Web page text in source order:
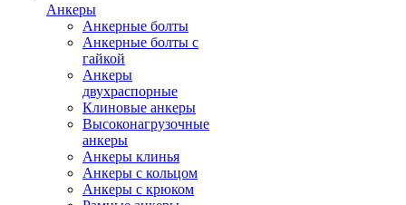
Анкеры
Анкерные болты
Анкерные болты с
гайкой
Анкеры
двухраспорные
Клиновые анкеры
Высоконагрузочные
анкеры
Анкеры клинья
Анкеры с кольцом
Анкеры с крюком